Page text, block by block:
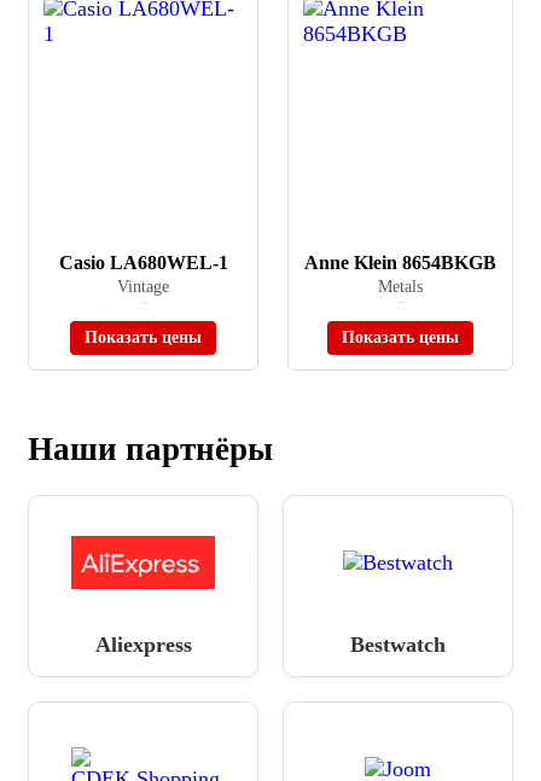
Casio LA680WEL-1
Vintage
Показать цены
Anne Klein 8654BKGB
Metals
Показать цены
Наши партнёры
Aliexpress Bestwatch